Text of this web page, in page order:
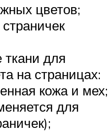
цветов;
ткани для
на страницах:
кожа и мех;
для